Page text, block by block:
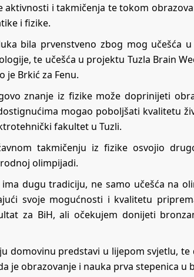
aktivnosti i takmičenja te tokom
i fizike.
bila prvenstveno zbog mog učešća
te učešća u projektu Tuzla Brain
je Brkić za Fenu.
znanje iz fizike može doprinijeti
mogao poboljšati kvalitetu
fakultet u Tuzli.
takmičenju iz fizike osvojio
olimpijadi.
ima dugu tradiciju, ne samo učešća na
svoje mogućnosti i kvalitetu
za BiH, ali očekujem donijeti
domovinu predstavi u lijepom svjetlu,
je obrazovanje i nauka prva stepenica u